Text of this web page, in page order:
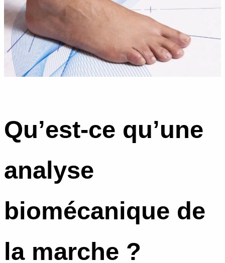
Qu’est-ce qu’une
analyse
biomécanique de
la marche ?